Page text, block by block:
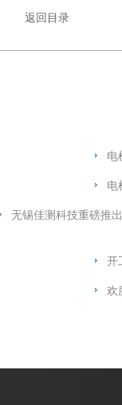
返回目录
电
电
无锡佳测科技重磅推
开
欢